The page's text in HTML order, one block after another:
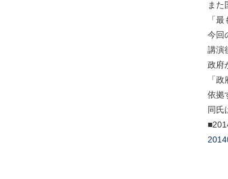
また
「
今回
講演
政府
「
依拠
同氏